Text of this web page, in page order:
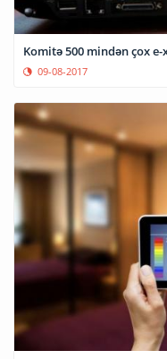
Komitə 500 mindən çox
09-08-2017